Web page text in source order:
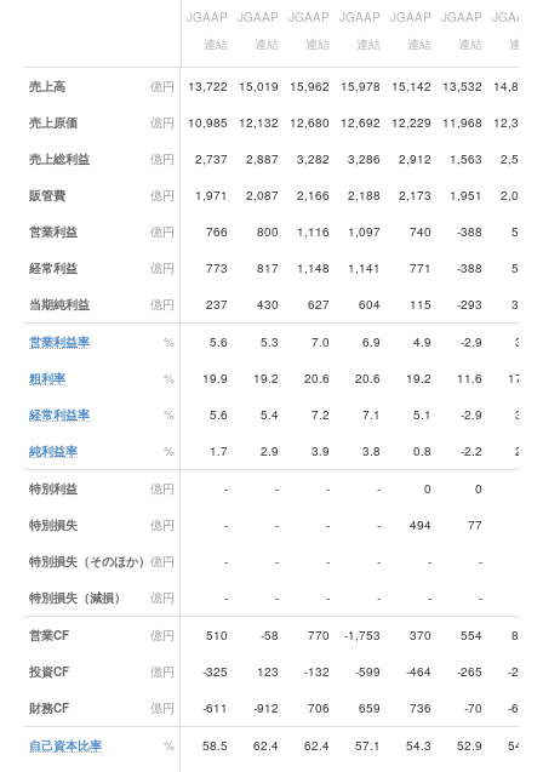
業績データ一覧
JGAAP
連結
JGAAP
連結
JGAAP
連結
JGAAP
連結
JGAAP
連結
JGAAP
連結
JGAAP
連結
売上高 億円 13,722 15,019 15,962 15,978 15,142 13,532 14,884
売上原価 億円 10,985 12,132 12,680 12,692 12,229 11,968 12,312
売上総利益 億円 2,737 2,887 3,282 3,286 2,912 1,563 2,572
販管費 億円 1,971 2,087 2,166 2,188 2,173 1,951 2,009
営業利益 億円 766 800 1,116 1,097 740 -388 564
経常利益 億円 773 817 1,148 1,141 771 -388 563
当期純利益 億円 237 430 627 604 115 -293 304
営業利益率 % 5.6 5.3 7.0 6.9 4.9 -2.9 3.8
粗利率 % 19.9 19.2 20.6 20.6 19.2 11.6 17.3
経常利益率 % 5.6 5.4 7.2 7.1 5.1 -2.9 3.8
純利益率 % 1.7 2.9 3.9 3.8 0.8 -2.2 2.0
特別利益 億円 - - - - 0 0
特別損失 億円 - - - - 494 77
特別損失（そのほか） 億円 - - - - - -
特別損失（減損） 億円 - - - - - -
営業CF 億円 510 -58 770 -1,753 370 554 851
投資CF 億円 -325 123 -132 -599 -464 -265 -210
財務CF 億円 -611 -912 706 659 736 -70 -601
自己資本比率 % 58.5 62.4 62.4 57.1 54.3 52.9 54.9